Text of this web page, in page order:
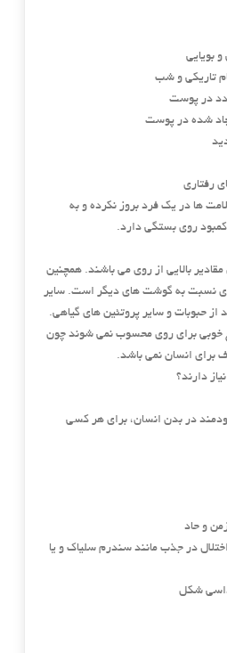
بویایی
تاریکی و شب
در پوست
شده در پوست
رفتاری
ها در یک فرد بروز نکرده و به
روی بستگی دارد.
بالایی از روی می باشند. همچنین
نسبت به گوشت های دیگر است. سایر
از حبوبات و سایر پروتئین های گیاهی.
خوبی برای روی محسوب نمی شوند چون
برای انسان نمی باشد.
دارند؟
در بدن انسان، برای هر کسی
و حاد
در جذب مانند سندرم سلیاک و یا
داسی شکل